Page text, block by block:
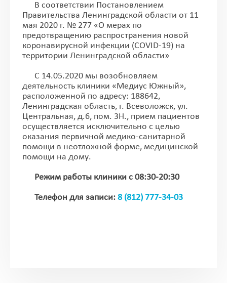
В соответствии Постановлением
Правительства Ленинградской области от 11
мая 2020 г. № 277 «О мерах по
предотвращению распространения новой
коронавирусной инфекции (COVID-19) на
территории Ленинградской области»
С 14.05.2020 мы возобновляем
деятельность клиники «Медиус Южный»,
расположенной по адресу: 188642,
Ленинградская область, г. Всеволожск, ул.
Центральная, д.6, пом. 3Н., прием пациентов
осуществляется исключительно с целью
оказания первичной медико-санитарной
помощи в неотложной форме, медицинской
помощи на дому.
Режим работы клиники с 08:30-20:30
Телефон для записи: 8 (812) 777-34-03